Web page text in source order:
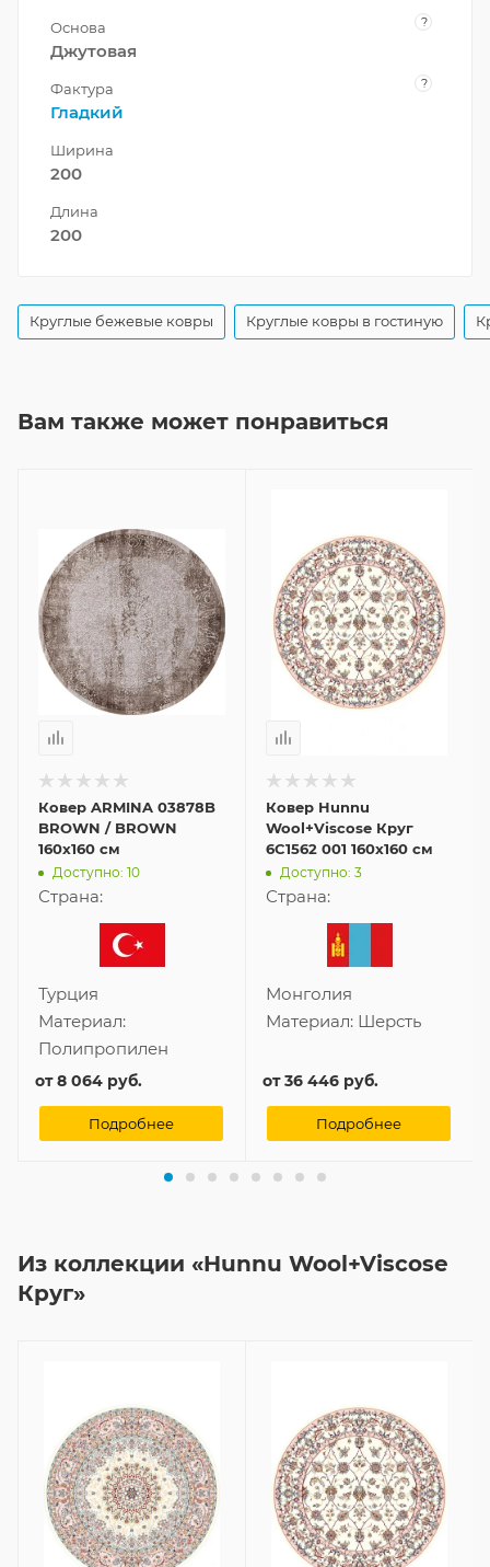
Основа ?
Джутовая
Фактура ?
Гладкий
Ширина
200
Длина
200
Круглые бежевые ковры Круглые ковры в гостиную
Вам также может понравиться
Ковер ARMINA 03878B
BROWN / BROWN
160x160 см
Доступно: 10
Страна:
Турция
Материал:
Полипропилен
от8 064 руб.
Подробнее
Ковер Hunnu
Wool+Viscose Круг
6C1562 001 160x160 см
Доступно: 3
Страна:
Монголия
Материал: Шерсть
от36 446 руб.
Подробнее
Из коллекции «Hunnu Wool+Viscose
Круг»